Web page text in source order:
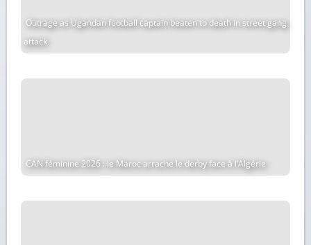
Outrage as Ugandan football captain beaten to death in street gang
attack
CAN féminine 2026 : le Maroc arrache le derby face à l’Algérie